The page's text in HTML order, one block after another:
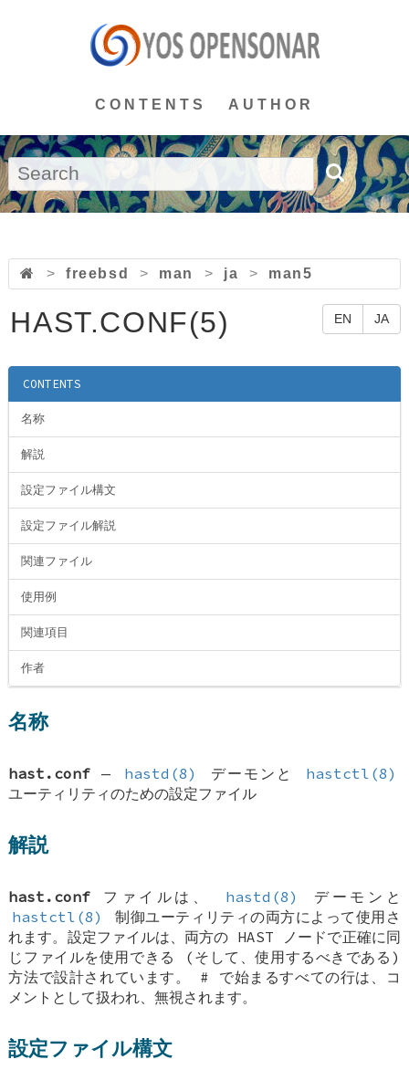
CONTENTS AUTHOR
> freebsd > man > ja > man5
EN JA
HAST.CONF(5)
CONTENTS
名称
解説
設定ファイル構文
設定ファイル解説
関連ファイル
使用例
関連項目
作者
名称
hast.conf — hastd(8) デーモンと
hastctl(8)
ユーティリティのための設定ファイル
解説
hast.conf ファイルは、 hastd(8)
デーモンと
hastctl(8)
制御ユーティリティの両方によって使用さ
れます。設定ファイルは、両方の HAST ノードで正確に同
じファイルを使用できる (そして、使用するべきである)
方法で設計されています。 # で始まるすべての行は、コ
メントとして扱われ、無視されます。
設定ファイル構文